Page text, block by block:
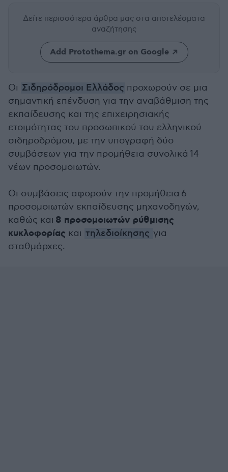
Δείτε περισσότερα άρθρα μας στα αποτελέσματα
αναζήτησης
Add Protothema.gr on Google
Οι Σιδηρόδρομοι Ελλάδος προχωρούν σε μια
σημαντική επένδυση για την αναβάθμιση της
εκπαίδευσης και της επιχειρησιακής
ετοιμότητας του προσωπικού του ελληνικού
σιδηροδρόμου, με την υπογραφή δύο
συμβάσεων για την προμήθεια συνολικά 14
νέων προσομοιωτών.
Οι συμβάσεις αφορούν την προμήθεια 6
προσομοιωτών εκπαίδευσης μηχανοδηγών,
καθώς και 8 προσομοιωτών ρύθμισης
κυκλοφορίας και τηλεδιοίκησης για
σταθμάρχες.